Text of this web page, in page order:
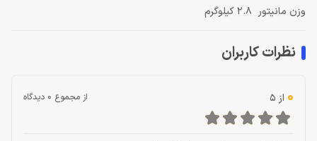
وزن مانیتور 2.8 کیلوگرم
نظرات کاربران
0 از 5 از مجموع 0 دیدگاه